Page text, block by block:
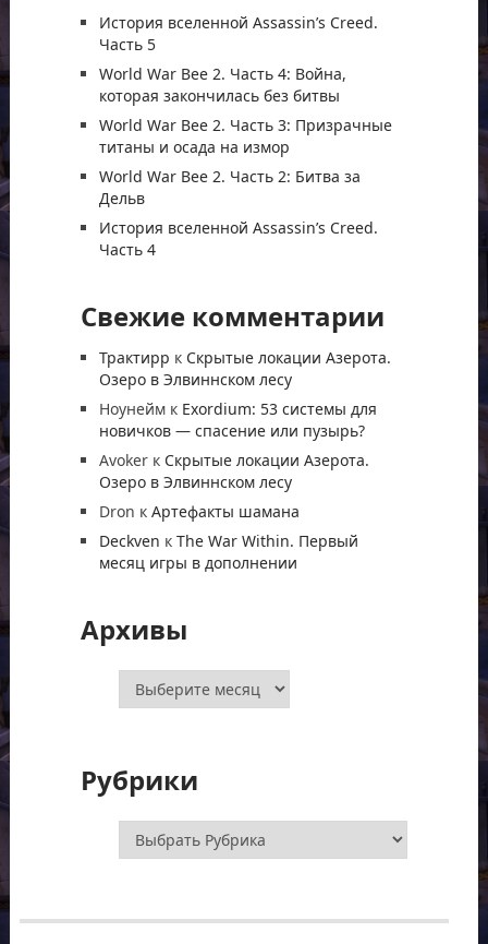
История вселенной Assassin’s Creed.
Часть 5
World War Bee 2. Часть 4: Война,
которая закончилась без битвы
World War Bee 2. Часть 3: Призрачные
титаны и осада на измор
World War Bee 2. Часть 2: Битва за
Дельв
История вселенной Assassin’s Creed.
Часть 4
Свежие комментарии
Трактирр к Скрытые локации Азерота.
Озеро в Элвиннском лесу
Ноунеймк Exordium: 53 системы для
новичков — спасение или пузырь?
Avokerк Скрытые локации Азерота.
Озеро в Элвиннском лесу
Dron к Артефакты шамана
Deckven к The War Within. Первый
месяц игры в дополнении
Архивы
Архивы
Рубрики
Рубрики